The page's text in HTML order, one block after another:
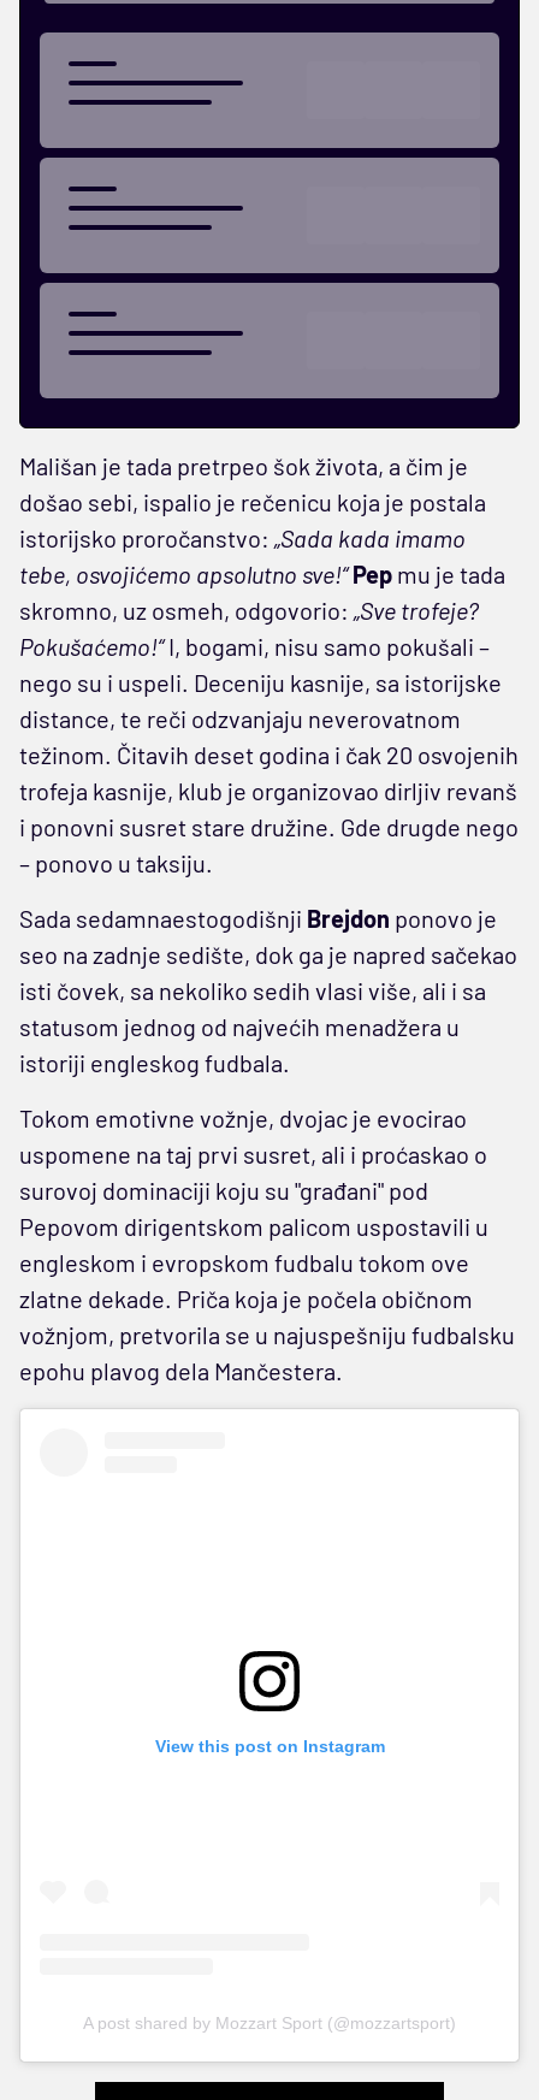
Mališan je tada pretrpeo šok života, a čim je
došao sebi, ispalio je rečenicu koja je postala
istorijsko proročanstvo: „Sada kada imamo
tebe, osvojićemo apsolutno sve!“ Pep mu je tada
skromno, uz osmeh, odgovorio: „Sve trofeje?
Pokušaćemo!“I, bogami, nisu samo pokušali –
nego su i uspeli. Deceniju kasnije, sa istorijske
distance, te reči odzvanjaju neverovatnom
težinom. Čitavih deset godina i čak 20 osvojenih
trofeja kasnije, klub je organizovao dirljiv revanš
i ponovni susret stare družine. Gde drugde nego
– ponovo u taksiju.
Sada sedamnaestogodišnji Brejdon ponovo je
seo na zadnje sedište, dok ga je napred sačekao
isti čovek, sa nekoliko sedih vlasi više, ali i sa
statusom jednog od najvećih menadžera u
istoriji engleskog fudbala.
Tokom emotivne vožnje, dvojac je evocirao
uspomene na taj prvi susret, ali i proćaskao o
surovoj dominaciji koju su "građani" pod
Pepovom dirigentskom palicom uspostavili u
engleskom i evropskom fudbalu tokom ove
zlatne dekade. Priča koja je počela običnom
vožnjom, pretvorila se u najuspešniju fudbalsku
epohu plavog dela Mančestera.
View this post on Instagram
A post shared by Mozzart Sport (@mozzartsport)